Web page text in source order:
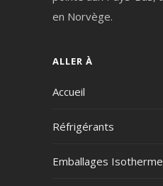
en Norvège.
ALLER À
Accueil
Réfrigérants
Emballages